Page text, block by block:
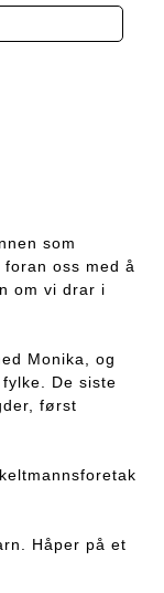
som
oss med å
om vi drar i
Monika, og
De siste
først
Håper på et